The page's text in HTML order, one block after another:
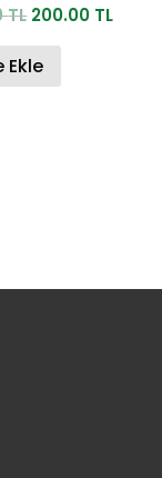
TL Orijinal
350.00 TL.
200.00 TLŞu
Ekle